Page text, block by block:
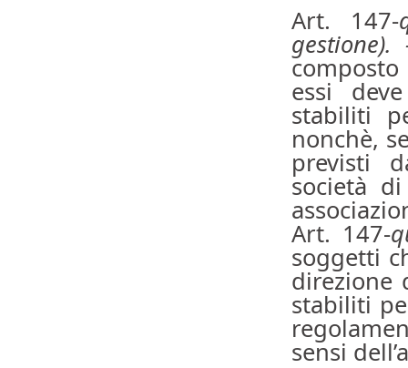
Art. 147-
gestione).
essi
stabiliti
nonchè,
previsti
società
Art. 147-
soggetti
direzione
stabiliti
sensi